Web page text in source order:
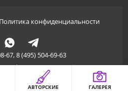
АВТОРСКИЕ ГАЛЕРЕЯ
Политика конфиденциальности
67, 8 (495) 504-69-63